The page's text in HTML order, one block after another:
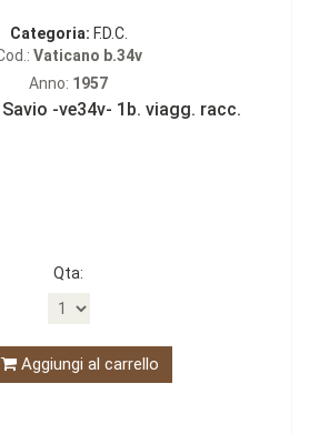
Categoria: F.D.C.
Vaticano b.34v
Anno: 1957
-ve34v- 1b. viagg. racc.
Qta:
Aggiungi al carrello